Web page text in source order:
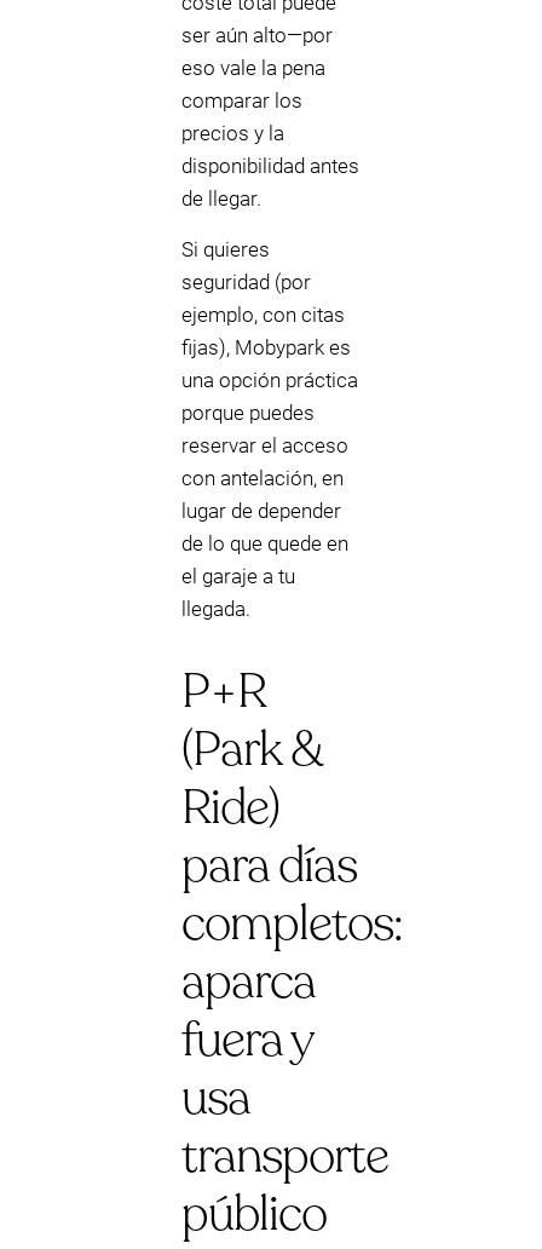
ser aún alto—por
eso vale la pena
comparar los
precios y la
disponibilidad antes
de llegar.
Si quieres
seguridad (por
ejemplo, con citas
fijas), Mobypark es
una opción práctica
porque puedes
reservar el acceso
con antelación, en
lugar de depender
de lo que quede en
el garaje a tu
llegada.
P+R
(Park &
Ride)
para días
completos:
aparca
fuera y
usa
transporte
público